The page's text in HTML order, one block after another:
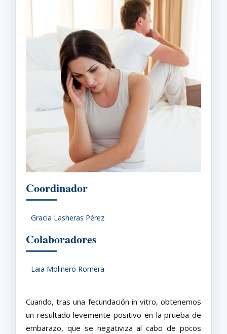
Coordinador
Gracia Lasheras Pérez
Colaboradores
Laia Molinero Romera
Cuando, tras una fecundación in vitro, obtenemos
un resultado levemente positivo en la prueba de
embarazo, que se negativiza al cabo de pocos